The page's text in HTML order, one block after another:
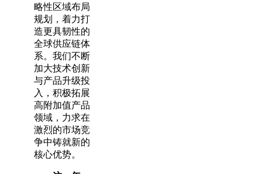
略性区域布局
规划，着力打
造更具韧性的
全球供应链体
系。我们不断
加大技术创新
与产品升级投
入，积极拓展
高附加值产品
领域，力求在
激烈的市场竞
争中铸就新的
核心优势。